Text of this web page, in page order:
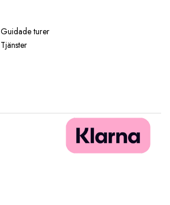
Guidade turer
Tjänster